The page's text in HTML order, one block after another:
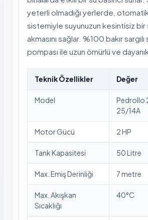
yeterli olmadığı yerlerde, otomatik
sistemiyle suyunuzun kesintisiz
akmasını sağlar. %100 bakır
pompası ile uzun ömürlü ve
Teknik Özellikler Değer
Model
Pedrollo
25/14A
Motor Gücü 2 HP
Tank Kapasitesi 50 Litre
Max. Emiş Derinliği 7 metre
Max. Akışkan
Sıcaklığı
40°C